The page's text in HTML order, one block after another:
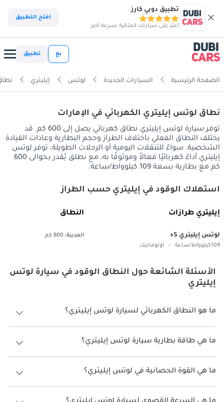
تطبيق دوبي كارز
اعثر على سيارتك المثالية بسرعة أكبر
افتح التطبيق
بع تطبيق
الصفحة الرئيسية السيارات الجديدة لوتس إيليتري
نطاق لوتس إيليتري الكهربائي في الإمارات
توفر سيارة لوتس إيليتري نطاق كهربائي يصل إلى 600 كم. قد
يختلف النطاق الفعلي باختلاف الطراز وحجم البطارية وعادات القيادة
الشخصية. سواءً للتنقلات اليومية أو الرحلات الطويلة، توفر لوتس
إيليتري أداءً كهربائيًا فعالاً وموثوقًا به، مع نطلق يُقدر بـحوالى 600
كم مع بطارية بسعة 109 كيلوواط/ساعة.
استهلاك الوقود في إيليتري حسب الطراز
إيليتري طرازات النطاق
لوتس إيليتري S+
109كيلوواط/ساعة اوتوماتيك
المدينة: 600 كم
الأسئلة الشائعة حول النطاق الوقود في سيارة لوتس
إيليتري
ما هو النطاق الكهربائي لسيارة لوتس إيليتري؟
يتراوح النطاق الكهربائي لسيارة لوتس إيليتري بين 600 كم.
ما هي طاقة بطارية سيارة لوتس إيليتري؟
طاقة بطارية سيارة لوتس إيليتري هي 109 كيلوواط/ساعة.
ما هي القوة الحصانية في لوتس إيليتري؟
تنتج لوتس إيليتري قوة 620 حصان.